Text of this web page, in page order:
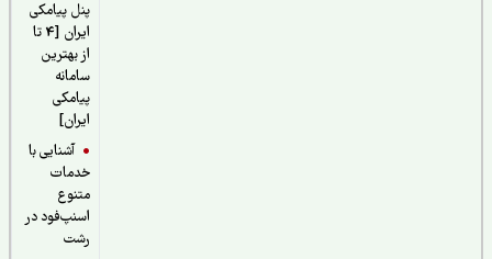
پنل پیامکی
ایران [4 تا
از بهترین
سامانه
پیامکی
آشنایی با
خدمات
اسنپ‌فود در